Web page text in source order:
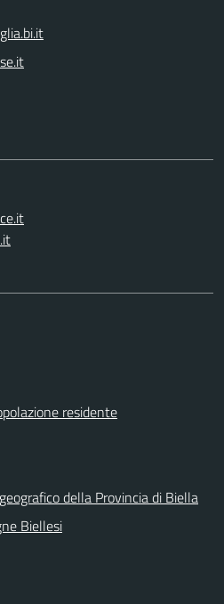
residente
della Provincia di Biella
Biellesi